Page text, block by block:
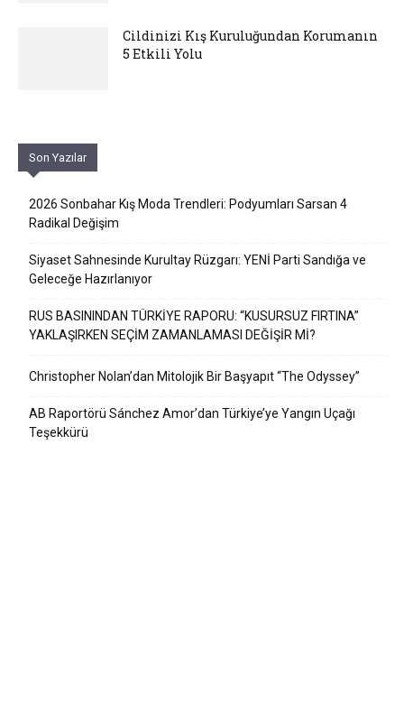
Cildinizi Kış Kuruluğundan Korumanın
5 Etkili Yolu
Son Yazılar
2026 Sonbahar Kış Moda Trendleri: Podyumları Sarsan 4
Radikal Değişim
Siyaset Sahnesinde Kurultay Rüzgarı: YENİ Parti Sandığa ve
Geleceğe Hazırlanıyor
RUS BASININDAN TÜRKİYE RAPORU: “KUSURSUZ FIRTINA”
YAKLAŞIRKEN SEÇİM ZAMANLAMASI DEĞİŞİR Mİ?
Christopher Nolan’dan Mitolojik Bir Başyapıt “The Odyssey”
AB Raportörü Sánchez Amor’dan Türkiye’ye Yangın Uçağı
Teşekkürü